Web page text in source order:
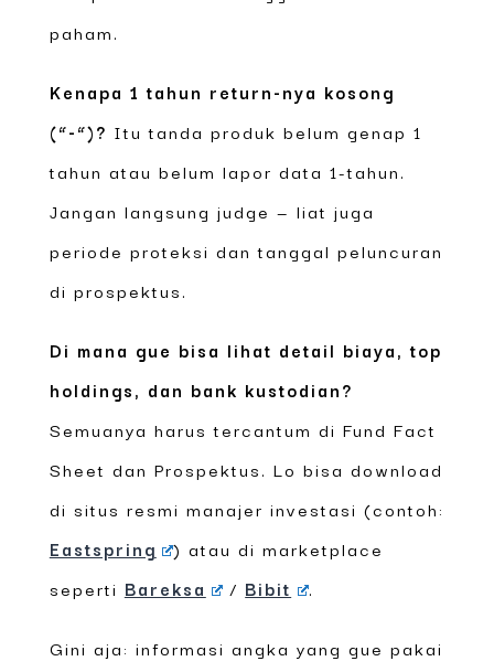
paham.
Kenapa 1 tahun return-nya kosong
(“-“)? Itu tanda produk belum genap 1
tahun atau belum lapor data 1-tahun.
Jangan langsung judge — liat juga
periode proteksi dan tanggal peluncuran
di prospektus.
Di mana gue bisa lihat detail biaya, top
holdings, dan bank kustodian?
Semuanya harus tercantum di Fund Fact
Sheet dan Prospektus. Lo bisa download
di situs resmi manajer investasi (contoh:
Eastspring
) atau di marketplace
seperti Bareksa / Bibit .
Gini aja: informasi angka yang gue pakai